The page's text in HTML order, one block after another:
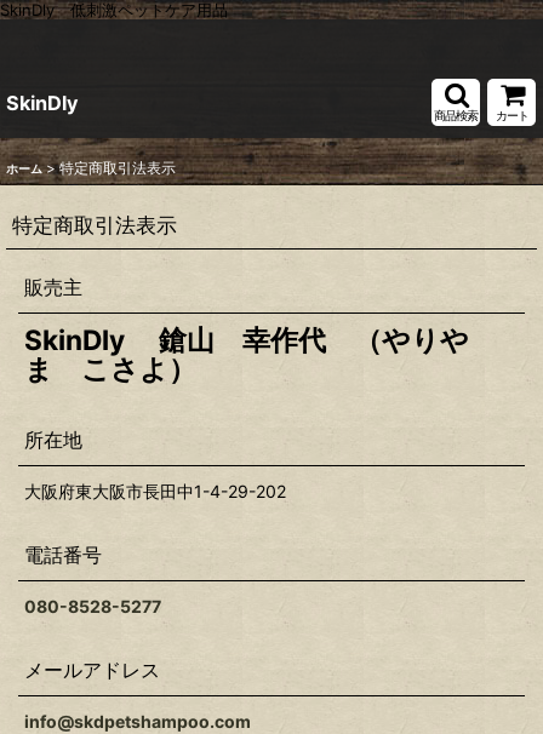
SkinDly 低刺激ペットケア用品
SkinDly
商品検索 カート
ホーム > 特定商取引法表示
特定商取引法表示
販売主
SkinDly 鎗山 幸作代 （やりや
ま こさよ）
所在地
大阪府東大阪市長田中1-4-29-202
電話番号
080-8528-5277
メールアドレス
info@skdpetshampoo.com